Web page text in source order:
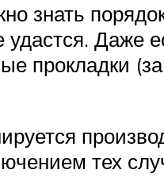
знать
удастся. Даже
прокладки
тех